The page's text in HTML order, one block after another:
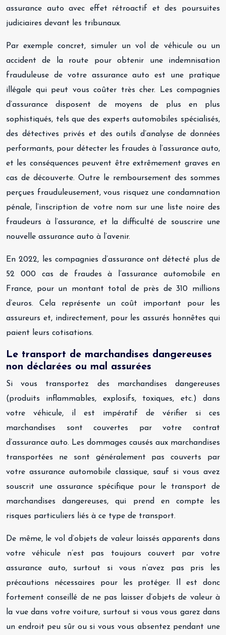
assurance auto avec effet rétroactif et des poursuites
judiciaires devant les tribunaux.
Par exemple concret, simuler un vol de véhicule ou un
accident de la route pour obtenir une indemnisation
frauduleuse de votre assurance auto est une pratique
illégale qui peut vous coûter très cher. Les compagnies
d’assurance disposent de moyens de plus en plus
sophistiqués, tels que des experts automobiles spécialisés,
des détectives privés et des outils d’analyse de données
performants, pour détecter les fraudes à l’assurance auto,
et les conséquences peuvent être extrêmement graves en
cas de découverte. Outre le remboursement des sommes
perçues frauduleusement, vous risquez une condamnation
pénale, l’inscription de votre nom sur une liste noire des
fraudeurs à l’assurance, et la difficulté de souscrire une
nouvelle assurance auto à l’avenir.
En 2022, les compagnies d’assurance ont détecté plus de
52 000 cas de fraudes à l’assurance automobile en
France, pour un montant total de près de 310 millions
d’euros. Cela représente un coût important pour les
assureurs et, indirectement, pour les assurés honnêtes qui
paient leurs cotisations.
Le transport de marchandises dangereuses
non déclarées ou mal assurées
Si vous transportez des marchandises dangereuses
(produits inflammables, explosifs, toxiques, etc.) dans
votre véhicule, il est impératif de vérifier si ces
marchandises sont couvertes par votre contrat
d’assurance auto. Les dommages causés aux marchandises
transportées ne sont généralement pas couverts par
votre assurance automobile classique, sauf si vous avez
souscrit une assurance spécifique pour le transport de
marchandises dangereuses, qui prend en compte les
risques particuliers liés à ce type de transport.
De même, le vol d’objets de valeur laissés apparents dans
votre véhicule n’est pas toujours couvert par votre
assurance auto, surtout si vous n’avez pas pris les
précautions nécessaires pour les protéger. Il est donc
fortement conseillé de ne pas laisser d’objets de valeur à
la vue dans votre voiture, surtout si vous vous garez dans
un endroit peu sûr ou si vous vous absentez pendant une